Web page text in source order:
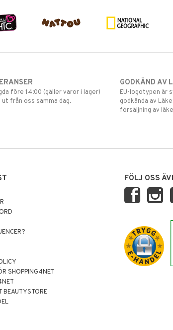
före 14:00 (gäller varor i lager)
från oss samma dag.
GODKÄND AV
EU-logotypen är
godkända av
försäljning av
SHOPPING4NET
BEAUTYSTORE
FÖLJ OSS